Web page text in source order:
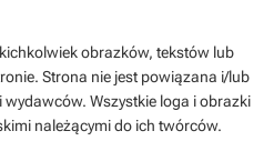
obrazków, tekstów lub
Strona nie jest powiązana i/lub
Wszystkie loga i obrazki
należącymi do ich twórców.